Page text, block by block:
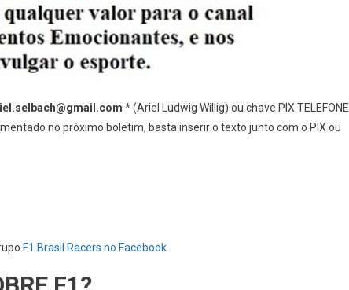
* (Ariel Ludwig Willig) ou chave PIX TELEFONE
no próximo boletim, basta inserir o texto junto com o PIX ou
F1 Brasil Racers no Facebook